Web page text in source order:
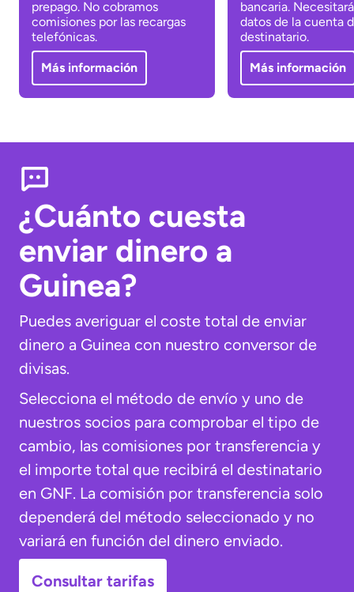
prepago. No cobramos
comisiones por las recargas
telefónicas.
Más información
bancaria.
datos de la cuenta
destinatario.
Más información
¿Cuánto cuesta
enviar dinero a
Guinea?
Puedes averiguar el coste total de enviar
dinero a Guinea con nuestro conversor de
divisas.
Selecciona el método de envío y uno de
nuestros socios para comprobar el tipo de
cambio, las comisiones por transferencia y
el importe total que recibirá el destinatario
en GNF. La comisión por transferencia solo
dependerá del método seleccionado y no
variará en función del dinero enviado.
Consultar tarifas